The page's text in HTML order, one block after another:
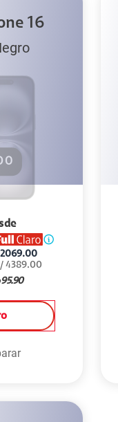
16
2069.00
4389.00
95.90